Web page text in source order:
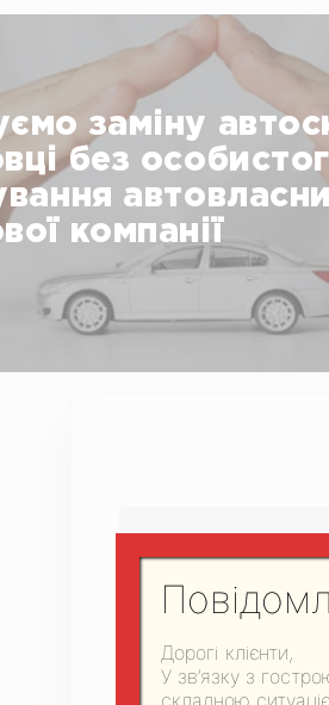
заміну
без
компанії
коли страховий поліс повністю
нічого не платить. Витрати
Дорогі клієнти,
У зв’язку з
складною